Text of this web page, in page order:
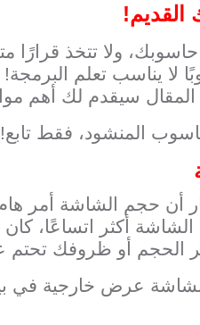
ولا تتخذ قرارًا
لا يناسب تعلم البرمجة!
المقال سيقدم لك أهم
أن حجم الشاشة أمر
الحجم أو ظروفك تحتم
عرض خارجية في